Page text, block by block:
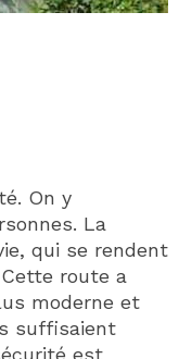
On y
La
qui se rendent
route a
moderne et
suffisaient
est